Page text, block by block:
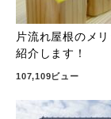
片流れ屋根のメ
紹介します！
107,109ビュー